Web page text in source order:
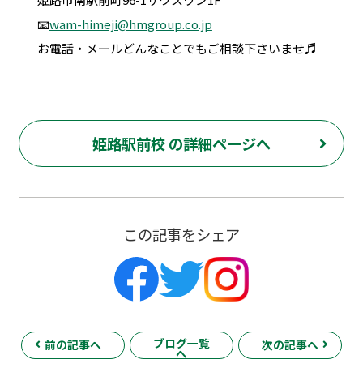
📧wam-himeji@hmgroup.co.jp
お電話・メールどんなことでもご相談下さいませ♬
姫路駅前校 の詳細ページへ
この記事をシェア
前の記事へ ブログ一覧
へ
次の記事へ